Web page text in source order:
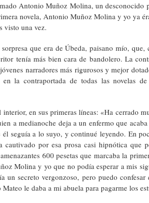
Antonio Muñoz Molina, un desconocido
novela, Antonio Muñoz Molina y yo ya
visto una vez.
que era de Úbeda, paisano mío, que,
tenía más bien cara de bandolero. La
narradores más rigurosos y mejor
la contraportada de todas las novelas
interior, en sus primeras líneas: «Ha cerrado
a medianoche deja a un enfermo que
seguía a lo suyo, y continué leyendo. En
cautivado por esa prosa casi hipnótica que
600 pesetas que marcaba la
Molina y yo que no podía esperar a mis
un secreto vergonzoso, pero puedo
le daba a mi abuela para pagarme los